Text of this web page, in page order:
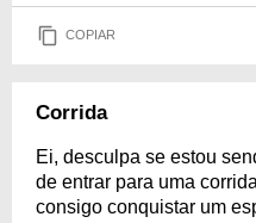
COPIAR
Corrida
Ei, desculpa se estou
de entrar para uma
consigo conquistar um